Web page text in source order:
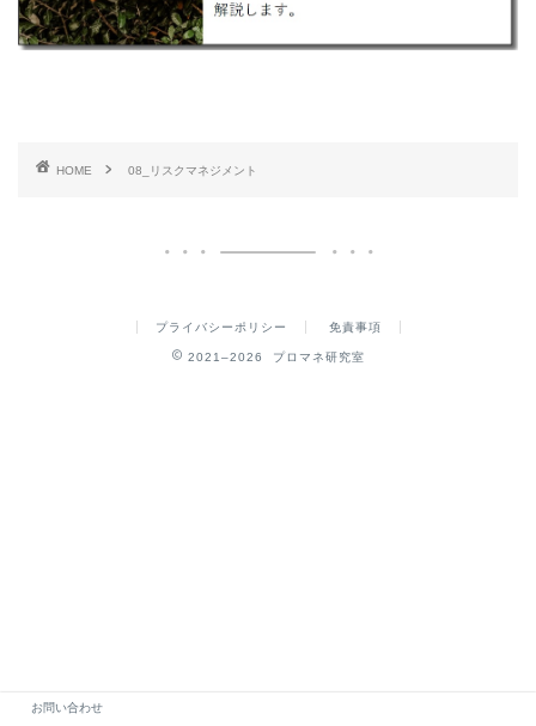
HOME 08_リスクマネジメント
プライバシーポリシー 免責事項
2021–2026 プロマネ研究室
お問い合わせ